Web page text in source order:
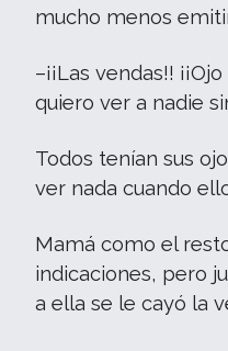
mucho menos
–¡¡Las vendas!!
quiero ver a nadie
Todos tenían sus
ver nada cuando
Mamá como el
indicaciones, pero
a ella se le cayó la